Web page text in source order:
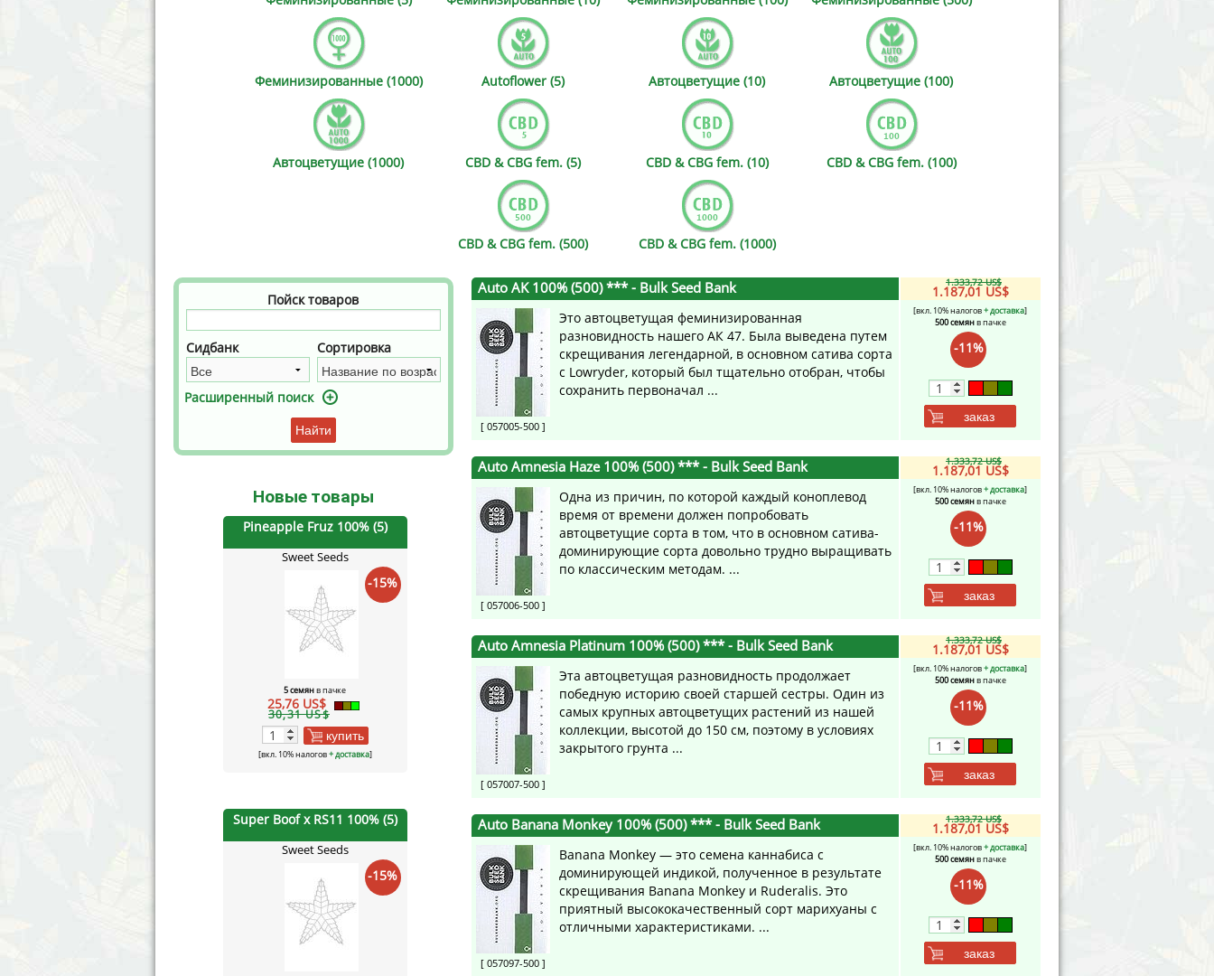
Female Seeds
Genehtik Seeds
House of the Great Gardener
Mandala
Ministry of Cannabis
Philosopher Seeds
Seedy Simon
Söllner - Vadda's Marijuanabam
Sumo Seeds
Victory Seeds
Vision Seeds
White Label Seeds
World of Seeds
Феминизированные (1000) Autoflower (5) Автоцветущие (10) Автоцветущие (100)
Автоцветущие (1000) CBD & CBG fem. (5) CBD & CBG fem. (10) CBD & CBG fem. (100)
CBD & CBG fem. (500) CBD & CBG fem. (1000)
Пойск товаров
Сидбанк Сортировка
Расширенный поиск
Найти
Новые товары
Pineapple Fruz 100% (5)
Sweet Seeds
-15%
5 семянв пачке
25,76 US$
30,31 US$
купить
[вкл. 10% налогов+ доставка]
Super Boof x RS11 100% (5)
Sweet Seeds
-15%
Auto AK 100% (500) ***- Bulk Seed Bank
[ 057005-500 ]
Это автоцветущая феминизированная
разновидность нашего АК 47. Была выведена путем
скрещивания легендарной, в основном сатива сорта
с Lowryder, который был тщательно отобран, чтобы
сохранить первоначал ...
1.333,72 US$
1.187,01 US$
[вкл. 10% налогов+ доставка]
500 семянв пачке
-11%
заказ
Auto Amnesia Haze 100% (500) ***- Bulk Seed Bank
[ 057006-500 ]
Одна из причин, по которой каждый коноплевод
время от времени должен попробовать
автоцветущие сорта в том, что в основном сатива-
доминирующие сорта довольно трудно выращивать
по классическим методам. ...
1.333,72 US$
1.187,01 US$
[вкл. 10% налогов+ доставка]
500 семянв пачке
-11%
заказ
Auto Amnesia Platinum 100% (500) ***- Bulk Seed Bank
[ 057007-500 ]
Эта автоцветущая разновидность продолжает
победную историю своей старшей сестры. Один из
самых крупных автоцветущих растений из нашей
коллекции, высотой до 150 см, поэтому в условиях
закрытого грунта ...
1.333,72 US$
1.187,01 US$
[вкл. 10% налогов+ доставка]
500 семянв пачке
-11%
заказ
Auto Banana Monkey 100% (500) ***- Bulk Seed Bank
[ 057097-500 ]
Banana Monkey — это семена каннабиса с
доминирующей индикой, полученное в результате
скрещивания Banana Monkey и Ruderalis. Это
приятный высококачественный сорт марихуаны с
отличными характеристиками. ...
1.333,72 US$
1.187,01 US$
[вкл. 10% налогов+ доставка]
500 семянв пачке
-11%
заказ